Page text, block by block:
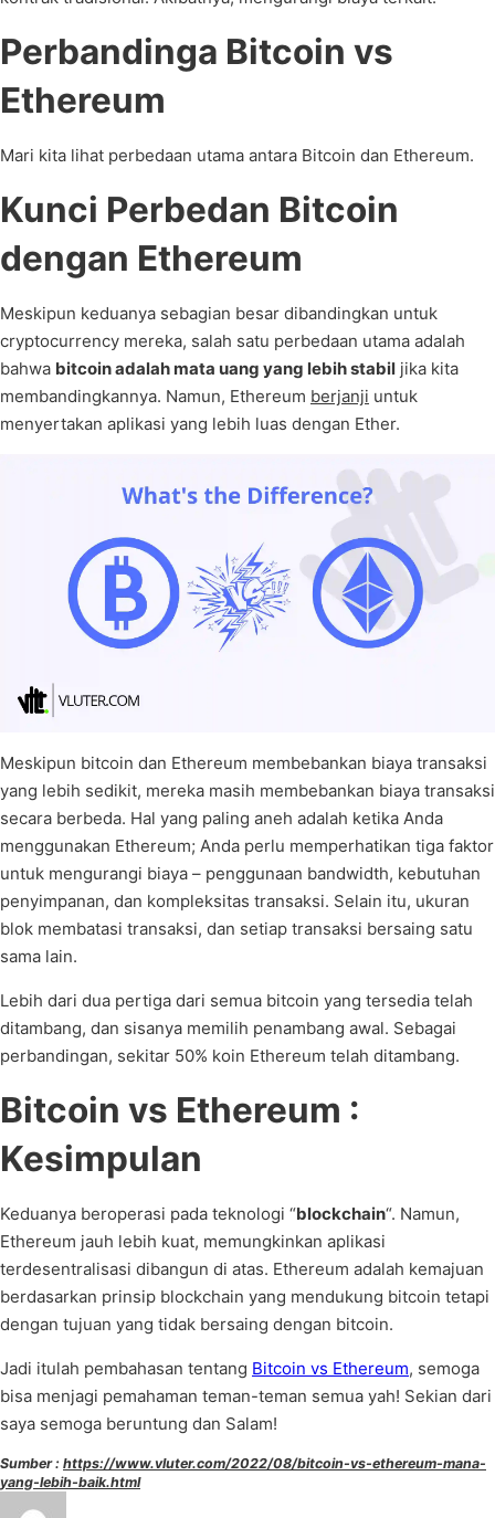
Perbandinga Bitcoin vs
Ethereum
Mari kita lihat perbedaan utama antara Bitcoin dan Ethereum.
Kunci Perbedan Bitcoin
dengan Ethereum
Meskipun keduanya sebagian besar dibandingkan untuk
cryptocurrency mereka, salah satu perbedaan utama adalah
bahwa bitcoin adalah mata uang yang lebih stabil jika kita
membandingkannya. Namun, Ethereum berjanji untuk
menyertakan aplikasi yang lebih luas dengan Ether.
Meskipun bitcoin dan Ethereum membebankan biaya transaksi
yang lebih sedikit, mereka masih membebankan biaya transaksi
secara berbeda. Hal yang paling aneh adalah ketika Anda
menggunakan Ethereum; Anda perlu memperhatikan tiga faktor
untuk mengurangi biaya – penggunaan bandwidth, kebutuhan
penyimpanan, dan kompleksitas transaksi. Selain itu, ukuran
blok membatasi transaksi, dan setiap transaksi bersaing satu
sama lain.
Lebih dari dua pertiga dari semua bitcoin yang tersedia telah
ditambang, dan sisanya memilih penambang awal. Sebagai
perbandingan, sekitar 50% koin Ethereum telah ditambang.
Bitcoin vs Ethereum :
Kesimpulan
Keduanya beroperasi pada teknologi “blockchain“. Namun,
Ethereum jauh lebih kuat, memungkinkan aplikasi
terdesentralisasi dibangun di atas. Ethereum adalah kemajuan
berdasarkan prinsip blockchain yang mendukung bitcoin tetapi
dengan tujuan yang tidak bersaing dengan bitcoin.
Jadi itulah pembahasan tentang Bitcoin vs Ethereum, semoga
bisa menjagi pemahaman teman-teman semua yah! Sekian dari
saya semoga beruntung dan Salam!
Sumber : https://www.vluter.com/2022/08/bitcoin-vs-ethereum-mana-
yang-lebih-baik.html